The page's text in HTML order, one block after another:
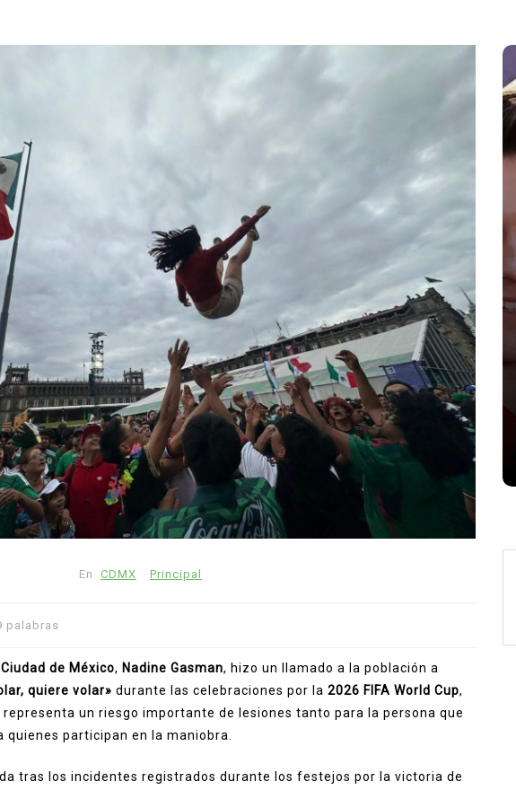
En CDMX Principal
palabras
Ciudad de México, Nadine Gasman, hizo un llamado a la población a
quiere volar» durante las celebraciones por la 2026 FIFA World Cup,
un riesgo importante de lesiones tanto para la persona que
participan en la maniobra.
tras los incidentes registrados durante los festejos por la victoria de
Espectaculos Principal
Zendaya y Tom Holland celebran
su boda en secreto en
Inglaterra
agosto 6, 2026 0 986 palabras
Beaverbrook
boda secreta
boda Zendaya Tom Holland
Spider-Man Brand New Day
Tom Holland esposa
Zendaya boda 2026
Zendaya Tom Holland matrimonio
Zendaya y Tom Holland